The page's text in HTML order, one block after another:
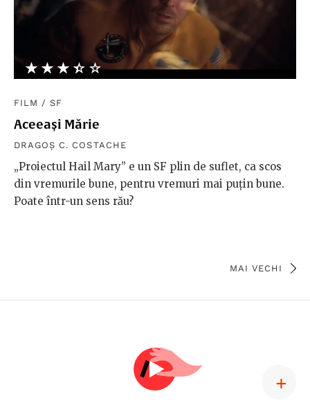
★★★★★
☆☆☆☆☆
FILM /SF
Aceeași Mărie
DRAGOȘ C. COSTACHE
„Proiectul Hail Mary” e un SF plin de suflet, ca scos
din vremurile bune, pentru vremuri mai puțin bune.
Poate într-un sens rău?
MAI VECHI